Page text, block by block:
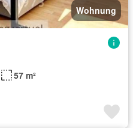
Wohnung
57 m²